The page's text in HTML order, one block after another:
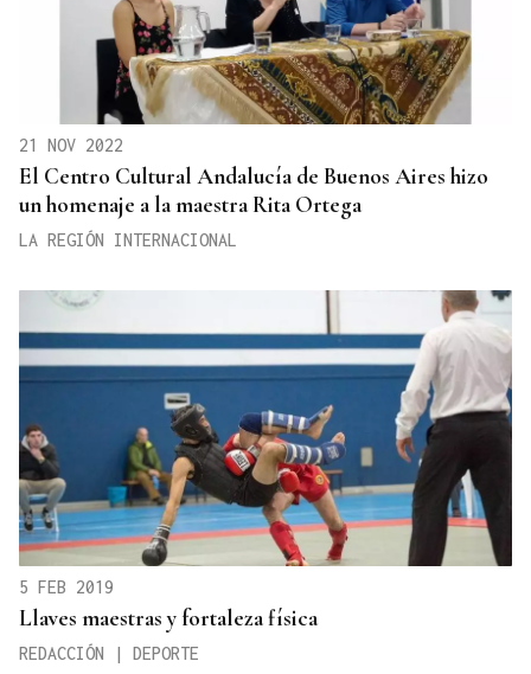
21 NOV 2022
El Centro Cultural Andalucía de Buenos Aires hizo
un homenaje a la maestra Rita Ortega
LA REGIÓN INTERNACIONAL
5 FEB 2019
Llaves maestras y fortaleza física
REDACCIÓN | DEPORTE